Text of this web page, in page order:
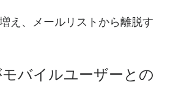
え、メールリストから離脱す
バイルユーザーとの